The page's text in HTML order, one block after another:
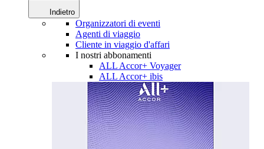
Indietro
Organizzatori di eventi
Agenti di viaggio
Cliente in viaggio d'affari
I nostri abbonamenti
ALL Accor+ Voyager
ALL Accor+ ibis